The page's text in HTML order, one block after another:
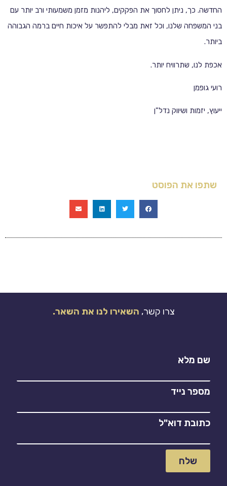
החדשה. כך, ניתן לחסוך את הפקקים, ליהנות מזמן משמעותי ורב יותר עם
בני המשפחה שלנו, וכל זאת מבלי להתפשר על איכות חיים ברמה הגבוהה
ביותר.
אכפת לנו, שתרוויח יותר.
רועי גופמן
ייעוץ, יזמות ושיווק נדל"ן
שתפו את הפוסט
צרו קשר, השאירו לנו את השאר.
שם מלא
מספר נייד
כתובת דוא"ל
שלח